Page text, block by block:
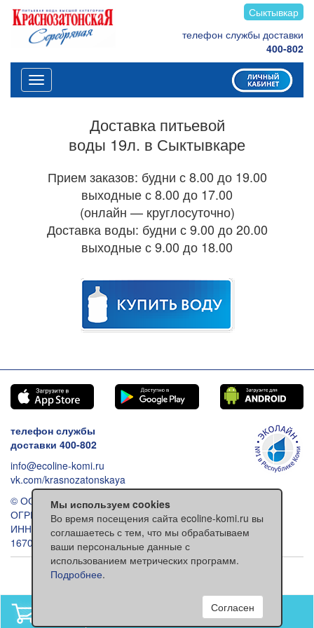
Сыктывкар
телефон службы доставки
400-802
Меню
Доставка питьевой
воды 19л. в Сыктывкаре
Прием заказов: будни с 8.00 до 19.00
выходные с 8.00 до 17.00
(онлайн — круглосуточно)
Доставка воды: будни с 9.00 до 20.00
выходные с 9.00 до 18.00
телефон службы
доставки 400-802
info@ecoline-komi.ru
vk.com/krasnozatonskaya
© ООО «Эколайн», 2026
ОГРН: 1021100512993
ИНН: 1101030557
167000 Сыктывкар ул. Ленина 118
Обычная версия сайта
нет товаров
Мы используем cookies
Во время посещения сайта ecoline-komi.ru вы
соглашаетесь с тем, что мы обрабатываем
ваши персональные данные с
использованием метрических программ.
Подробнее.
Согласен